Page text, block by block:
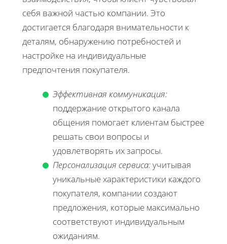
себя важной частью компании. Это
достигается благодаря внимательности к
деталям, обнаружению потребностей и
настройке на индивидуальные
предпочтения покупателя.
Эффективная коммуникация:
поддержание открытого канала
общения помогает клиентам быстрее
решать свои вопросы и
удовлетворять их запросы.
Персонализация сервиса:учитывая
уникальные характеристики каждого
покупателя, компании создают
предложения, которые максимально
соответствуют индивидуальным
ожиданиям.